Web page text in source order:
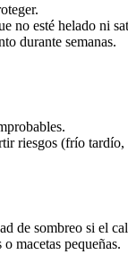
no esté helado ni
durante semanas.
riesgos (frío
de sombreo si el
macetas pequeñas.